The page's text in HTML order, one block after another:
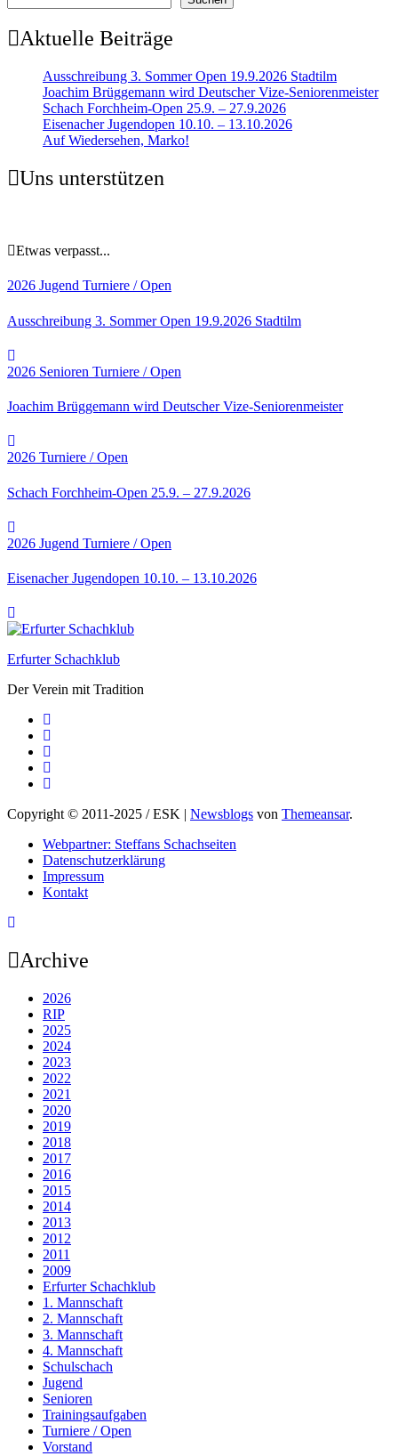
Aktuelle Beiträge
Ausschreibung 3. Sommer Open 19.9.2026 Stadtilm
Joachim Brüggemann wird Deutscher Vize-Seniorenmeister
Schach Forchheim-Open 25.9. – 27.9.2026
Eisenacher Jugendopen 10.10. – 13.10.2026
Auf Wiedersehen, Marko!
Uns unterstützen
Etwas verpasst...
2026 Jugend Turniere / Open
Ausschreibung 3. Sommer Open 19.9.2026 Stadtilm
2026 Senioren Turniere / Open
Joachim Brüggemann wird Deutscher Vize-Seniorenmeister
2026 Turniere / Open
Schach Forchheim-Open 25.9. – 27.9.2026
2026 Jugend Turniere / Open
Eisenacher Jugendopen 10.10. – 13.10.2026
Erfurter Schachklub
Der Verein mit Tradition
Copyright © 2011-2025 / ESK Newsblogs von Themeansar.
Webpartner: Steffans Schachseiten
Datenschutzerklärung
Impressum
Kontakt
Archive
2026
RIP
2025
2024
2023
2022
2021
2020
2019
2018
2017
2016
2015
2014
2013
2012
2011
2009
Erfurter Schachklub
1. Mannschaft
2. Mannschaft
3. Mannschaft
4. Mannschaft
Schulschach
Jugend
Senioren
Trainingsaufgaben
Turniere / Open
Vorstand